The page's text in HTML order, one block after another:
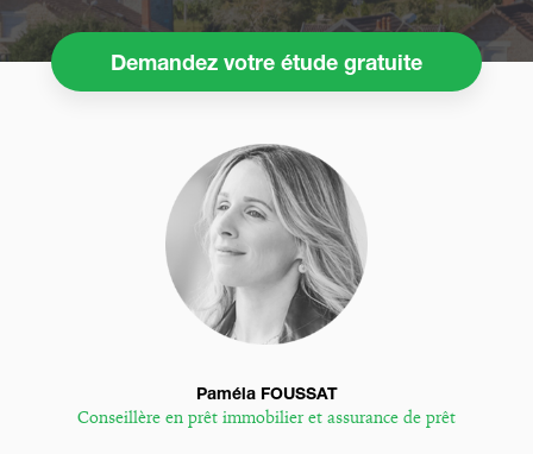
Demandez votre étude gratuite
Paméla FOUSSAT
Conseillère en prêt immobilier et assurance de prêt